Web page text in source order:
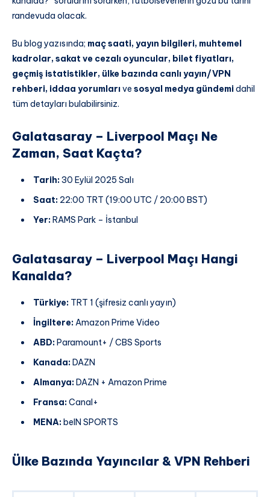
randevuda olacak.
Bu blog yazısında; maç saati, yayın bilgileri, muhtemel
kadrolar, sakat ve cezalı oyuncular, bilet fiyatları,
geçmiş istatistikler, ülke bazında canlı yayın/VPN
rehberi, iddaa yorumlarıve sosyal medya gündemidahil
tüm detayları bulabilirsiniz.
Galatasaray – Liverpool Maçı Ne
Zaman, Saat Kaçta?
Tarih:30 Eylül 2025 Salı
Saat: 22:00 TRT (19:00 UTC / 20:00 BST)
Yer:RAMS Park – İstanbul
Galatasaray – Liverpool Maçı Hangi
Kanalda?
Türkiye: TRT 1 (şifresiz canlı yayın)
İngiltere:Amazon Prime Video
ABD:Paramount+ / CBS Sports
Kanada:DAZN
Almanya:DAZN + Amazon Prime
Fransa:Canal+
MENA:beIN SPORTS
Ülke Bazında Yayıncılar & VPN Rehberi